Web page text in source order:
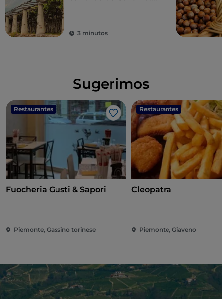
3 minutos
Sugerimos
Restaurantes
Me gusta
Fuocheria Gusti & Sapori
Piemonte, Gassino torinese
Restaurantes
Cleopatra
Piemonte, Giaveno